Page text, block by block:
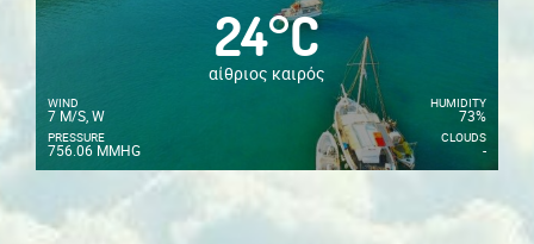
24°C
αίθριος καιρός
WIND
7 M/S, W
PRESSURE
756.06 MMHG
HUMIDITY
73%
CLOUDS
-